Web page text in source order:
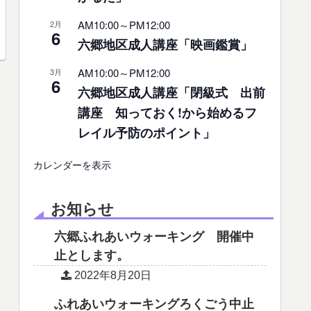
2月
6
AM10:00～PM12:00
六郷地区成人講座「映画鑑賞」
3月
6
AM10:00～PM12:00
六郷地区成人講座「閉級式 出前
講座 知っておく!から始めるフ
レイル予防のポイント」
カレンダーを表示
お知らせ
六郷ふれあいウォーキング 開催中
止とします。
2022年8月20日
ふれあいウォーキングろくごう中止